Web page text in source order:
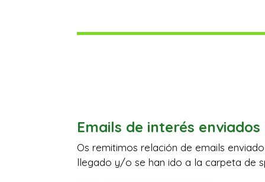
Emails de interés
Os remitimos relación de emails
llegado y/o se han ido a la carpeta de